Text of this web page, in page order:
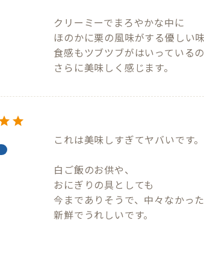
クリーミーでまろやかな中に
ほのかに栗の風味がする優しい味
食感もツブツブがはいっているの
さらに美味しく感じます。
これは美味しすぎてヤバいです。
白ご飯のお供や、
おにぎりの具としても
今までありそうで、中々なかっ